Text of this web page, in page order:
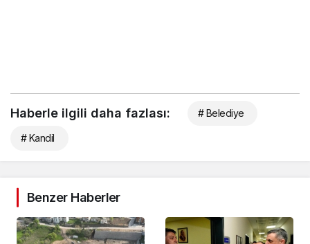
Haberle ilgili daha fazlası: # Belediye
# Kandil
Benzer Haberler